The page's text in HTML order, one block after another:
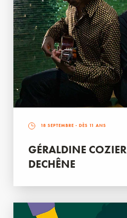
18 SEPTEMBRE - DÈS 11 ANS
GÉRALDINE
DECHÊNE